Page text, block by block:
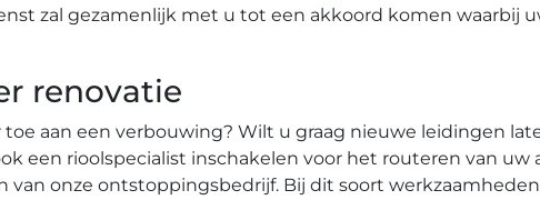
zal gezamenlijk met u tot een akkoord komen waarbij
renovatie
toe aan een verbouwing? Wilt u graag nieuwe leidingen
een rioolspecialist inschakelen voor het routeren van
van onze ontstoppingsbedrijf. Bij dit soort